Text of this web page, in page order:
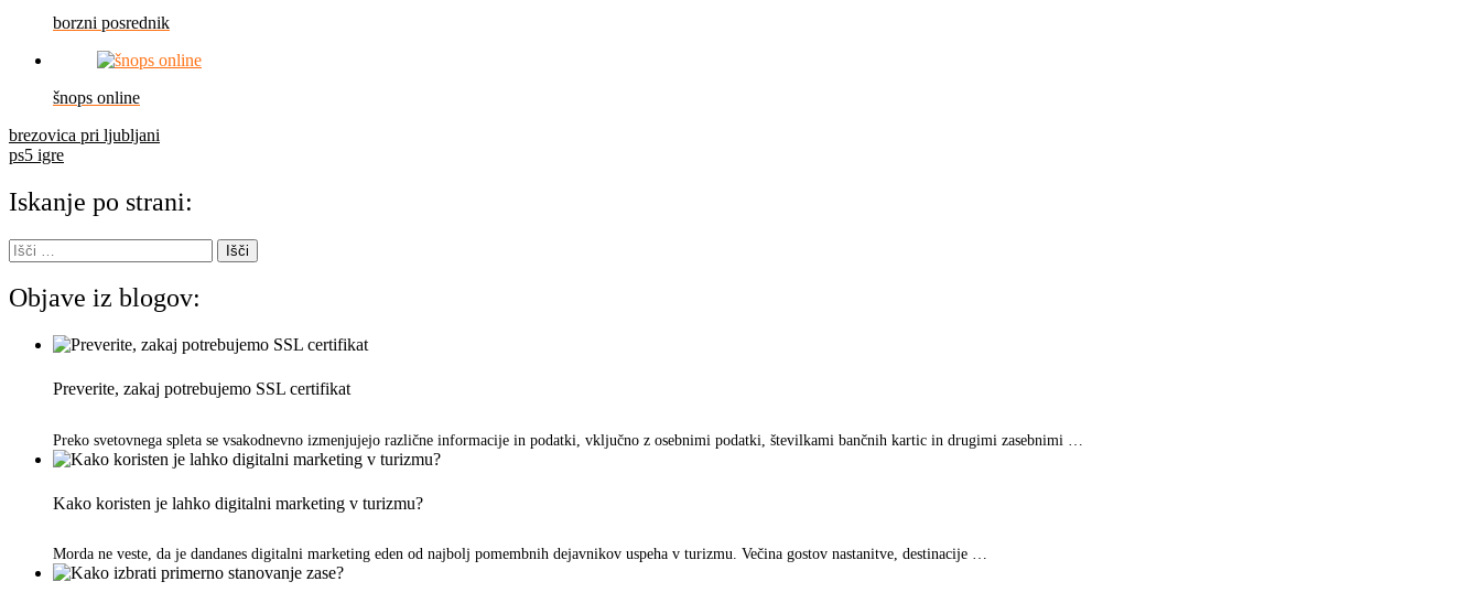
borzni posrednik
šnops online
Navigacija
prispevka
brezovica pri ljubljani
ps5 igre
Iskanje po strani:
Išči:
Objave iz blogov:
Preverite, zakaj potrebujemo SSL certifikat
Preko svetovnega spleta se vsakodnevno izmenjujejo različne informacije in podatki, vključno z osebnimi podatki, številkami bančnih kartic in drugimi zasebnimi …
Kako koristen je lahko digitalni marketing v turizmu?
Morda ne veste, da je dandanes digitalni marketing eden od najbolj pomembnih dejavnikov uspeha v turizmu. Večina gostov nastanitve, destinacije …